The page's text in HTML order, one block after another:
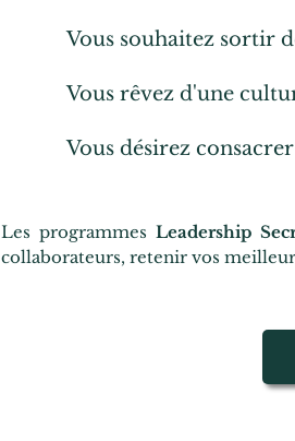
Vous souhaitez sortir
Vous rêvez d'une
Vous désirez
Les programmesLeadership
collaborateurs, retenir vos